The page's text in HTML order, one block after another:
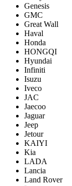
Genesis
GMC
Great Wall
Haval
Honda
HONGQI
Hyundai
Infiniti
Isuzu
Iveco
JAC
Jaecoo
Jaguar
Jeep
Jetour
KAIYI
Kia
LADA
Lancia
Land Rover